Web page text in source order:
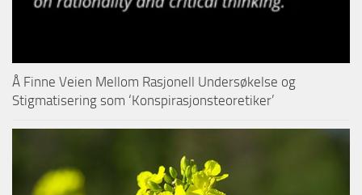
Å Finne Veien Mellom Rasjonell Undersøkelse og
Stigmatisering som ‘Konspirasjonsteoretiker’